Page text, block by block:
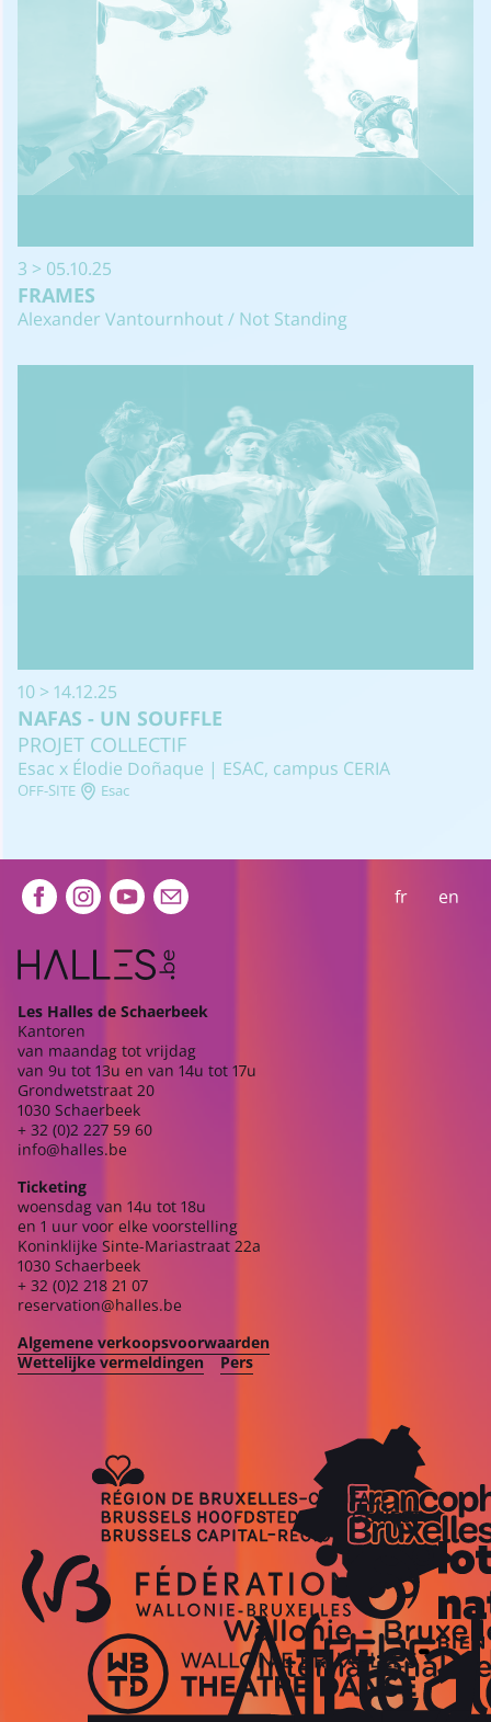
3 > 05.10.25
FRAMES
Alexander Vantournhout / Not Standing
10 > 14.12.25
NAFAS - UN SOUFFLE
PROJET COLLECTIF
Esac x Élodie Doñaque | ESAC, campus CERIA
OFF-SITE Esac
Extra navigation fr en
Les Halles de Schaerbeek
Kantoren
van maandag tot vrijdag
van 9u tot 13u en van 14u tot 17u
Grondwetstraat 20
1030 Schaerbeek
+ 32 (0)2 227 59 60
info@halles.be
Ticketing
woensdag van 14u tot 18u
en 1 uur voor elke voorstelling
Koninklijke Sinte-Mariastraat 22a
1030 Schaerbeek
+ 32 (0)2 218 21 07
reservation@halles.be
Algemene verkoopsvoorwaarden
Wettelijke vermeldingen
Pers